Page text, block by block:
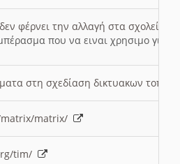
φέρνει την αλλαγή στα σχολεία;
που να ειναι χρησιμο για
στη σχεδίαση δικτυακων
matrix/
tim/